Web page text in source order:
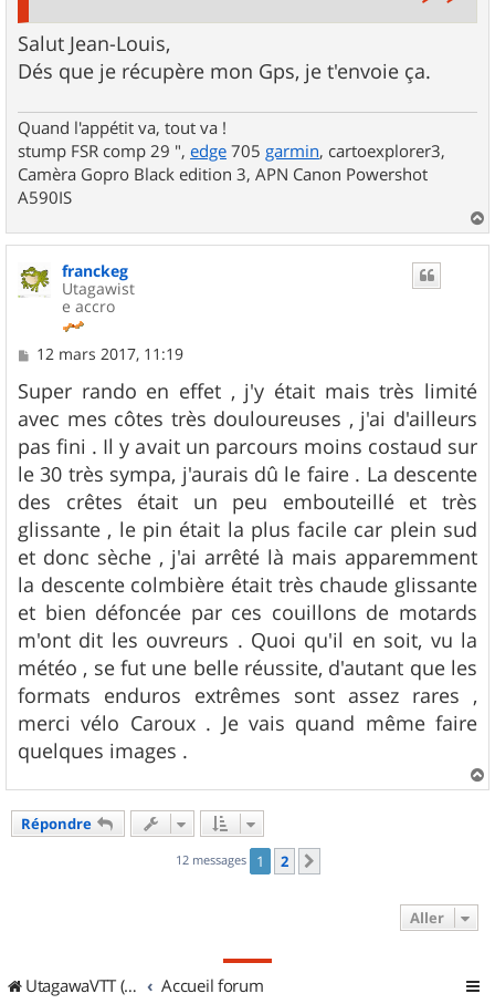
Salut Jean-Louis,
Dés que je récupère mon Gps, je t'envoie ça.
Quand l'appétit va, tout va !
stump FSR comp 29 ", edge 705 garmin, cartoexplorer3,
Camèra Gopro Black edition 3, APN Canon Powershot
A590IS
a
franckeg
Utagawist
e accro
M
s
s
a
g
e
12 mars 2017, 11:19
Super rando en effet , j'y était mais très limité
avec mes côtes très douloureuses , j'ai d'ailleurs
pas fini . Il y avait un parcours moins costaud sur
le 30 très sympa, j'aurais dû le faire . La descente
des crêtes était un peu embouteillé et très
glissante , le pin était la plus facile car plein sud
et donc sèche , j'ai arrêté là mais apparemment
la descente colmbière était très chaude glissante
et bien défoncée par ces couillons de motards
m'ont dit les ouvreurs . Quoi qu'il en soit, vu la
météo , se fut une belle réussite, d'autant que les
formats enduros extrêmes sont assez rares ,
merci vélo Caroux . Je vais quand même faire
quelques images .
a
Répondre
12 messages 1 2
Aller
UtagawaVTT (Randos VTT et VTTAE avec traces GPS) Accueil forum